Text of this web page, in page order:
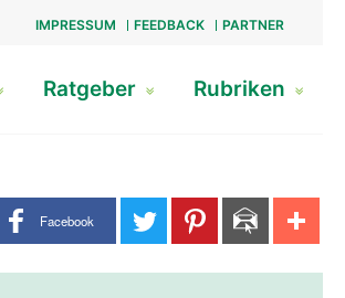
IMPRESSUM FEEDBACK PARTNER
Ratgeber Rubriken
Share buttons
Facebook